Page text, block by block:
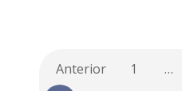
Anterior 1 …